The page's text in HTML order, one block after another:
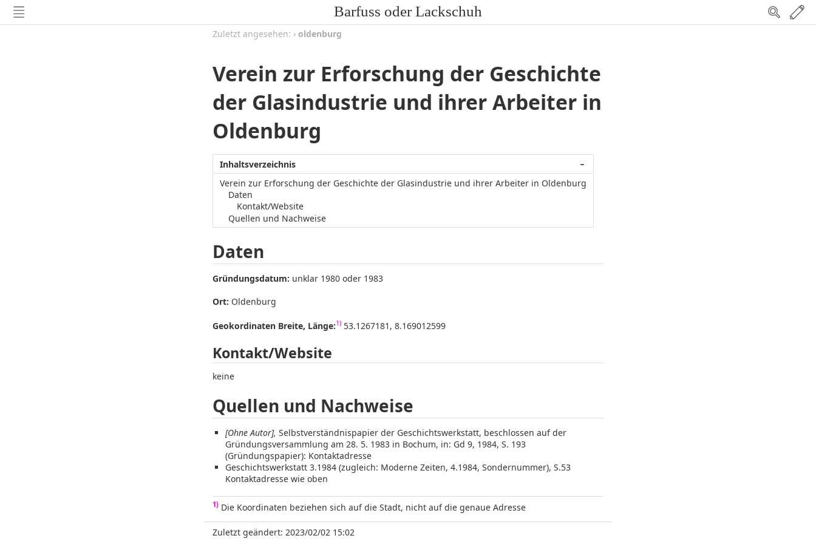
Barfuss oder Lackschuh
Zuletzt angesehen: › oldenburg
Verein zur Erforschung der Geschichte
der Glasindustrie und ihrer Arbeiter in
Oldenburg
−
Inhaltsverzeichnis
Verein zur Erforschung der Geschichte der Glasindustrie und ihrer Arbeiter in Oldenburg
Daten
Kontakt/Website
Quellen und Nachweise
Daten
Gründungsdatum: unklar 1980 oder 1983
Ort: Oldenburg
Geokordinaten Breite, Länge:1) 53.1267181, 8.169012599
Kontakt/Website
keine
Quellen und Nachweise
[Ohne Autor], Selbstverständnispapier der Geschichtswerkstatt, beschlossen auf der
Gründungsversammlung am 28. 5. 1983 in Bochum, in: Gd 9, 1984, S. 193
(Gründungspapier): Kontaktadresse
Geschichtswerkstatt 3.1984 (zugleich: Moderne Zeiten, 4.1984, Sondernummer), S.53
Kontaktadresse wie oben
1) Die Koordinaten beziehen sich auf die Stadt, nicht auf die genaue Adresse
Zuletzt geändert: 2023/02/02 15:02